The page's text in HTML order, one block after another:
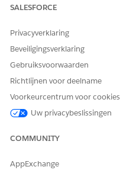
Ja
SALESFORCE
Privacyverklaring
Beveiligingsverklaring
Gebruiksvoorwaarden
Richtlijnen voor deelname
Voorkeurcentrum voor cookies
Uw privacybeslissingen
COMMUNITY
AppExchange